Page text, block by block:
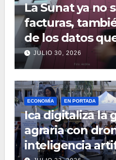
La Sunat ya no
facturas,
de los datos
JULIO 30, 2026
ECONOMÍA EN PORTADA
Ica digitaliza la
agraria con
inteligencia